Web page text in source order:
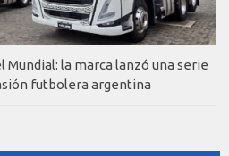
Mundial: la marca lanzó una serie
futbolera argentina